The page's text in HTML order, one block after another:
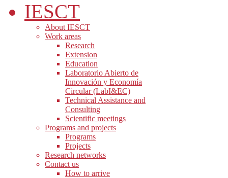
IESCT
About IESCT
Work areas
Research
Extension
Education
Laboratorio Abierto de
Innovación y Economía
Circular (LabI&EC)
Technical Assistance and
Consulting
Scientific meetings
Programs and projects
Programs
Projects
Research networks
Contact us
How to arrive